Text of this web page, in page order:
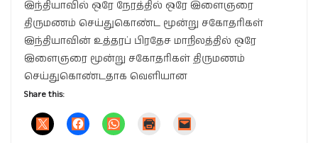
இந்தியாவில் ஒரே நேரத்தில் ஒரே இளைஞரை
திருமணம் செய்துகொண்ட மூன்று சகோதரிகள்
இந்தியாவின் உத்தரப் பிரதேச மாநிலத்தில் ஒரே
இளைஞரை மூன்று சகோதரிகள் திருமணம்
செய்துகொண்டதாக வெளியான
Share this: